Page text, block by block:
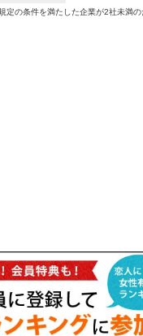
の条件を満たした企業が2社未満の